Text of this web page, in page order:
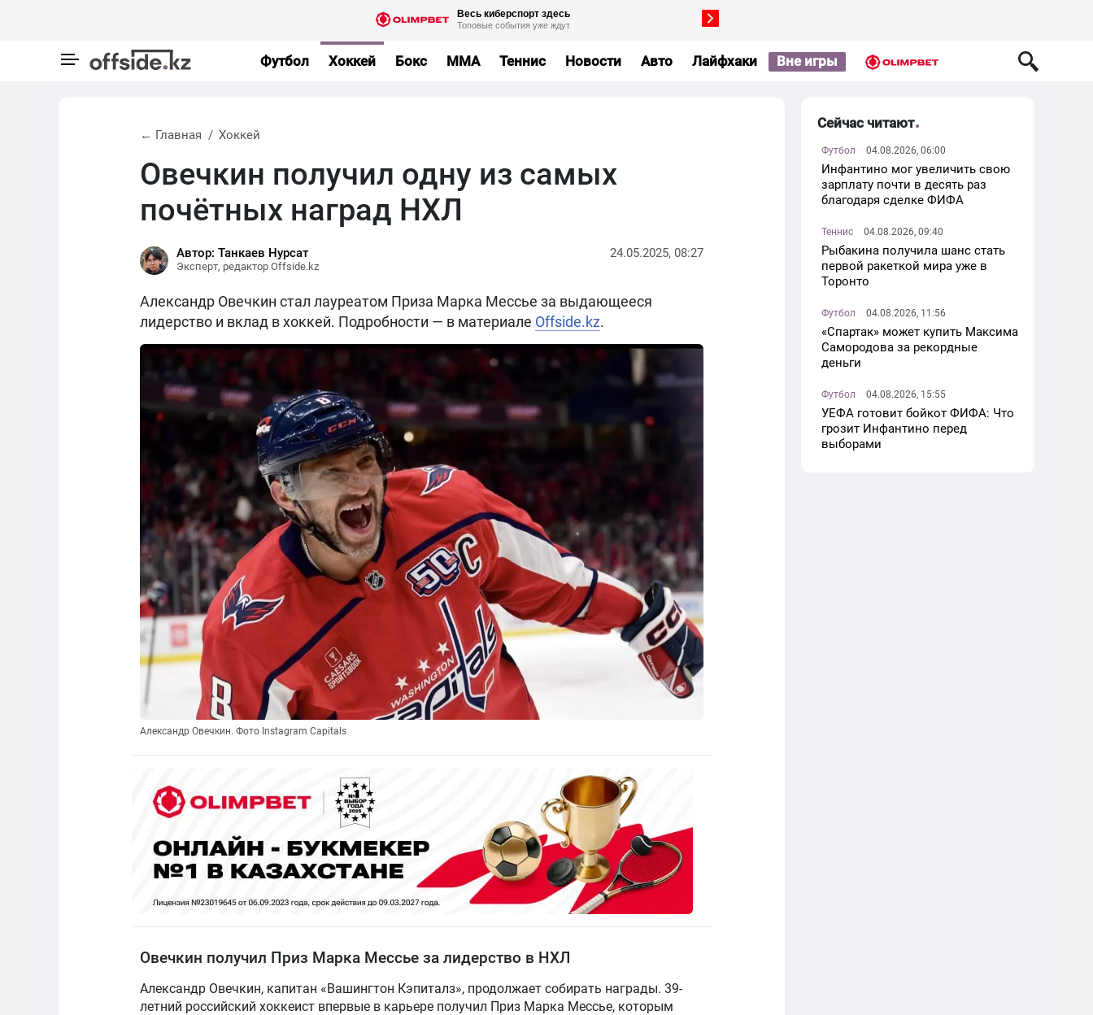
Футбол Хоккей Бокс MMA Теннис Новости Авто Лайфхаки Вне игры
← Главная Хоккей
Овечкин получил одну из самых
почётных наград НХЛ
Автор: Танкаев Нурсат
Эксперт, редактор Offside.kz
24.05.2025, 08:27
Александр Овечкин стал лауреатом Приза Марка Мессье за выдающееся
лидерство и вклад в хоккей. Подробности — в материале Offside.kz.
Александр Овечкин. Фото Instagram Capitals
Овечкин получил Приз Марка Мессье за лидерство в НХЛ
Александр Овечкин, капитан «Вашингтон Кэпиталз», продолжает собирать награды. 39-
летний российский хоккеист впервые в карьере получил Приз Марка Мессье, которым
Сейчас читают
Футбол 04.08.2026, 06:00
Инфантино мог увеличить свою
зарплату почти в десять раз
благодаря сделке ФИФА
Теннис 04.08.2026, 09:40
Рыбакина получила шанс стать
первой ракеткой мира уже в
Торонто
Футбол 04.08.2026, 11:56
«Спартак» может купить Максима
Самородова за рекордные
деньги
Футбол 04.08.2026, 15:55
УЕФА готовит бойкот ФИФА: Что
грозит Инфантино перед
выборами